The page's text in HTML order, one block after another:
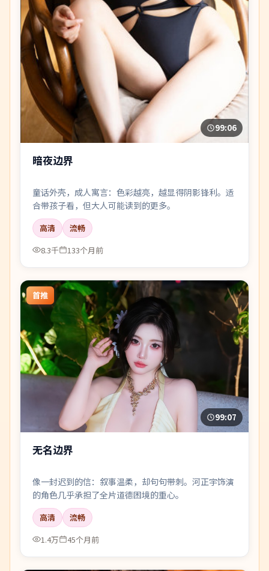
99:06
暗夜边界
童话外壳，成人寓言：色彩越亮，越显得阴影锋利。适
合带孩子看，但大人可能读到的更多。
高清
流畅
8.3千
133个月前
首推
99:07
无名边界
像一封迟到的信：叙事温柔，却句句带刺。河正宇饰演
的角色几乎承担了全片道德困境的重心。
高清
流畅
1.4万
45个月前